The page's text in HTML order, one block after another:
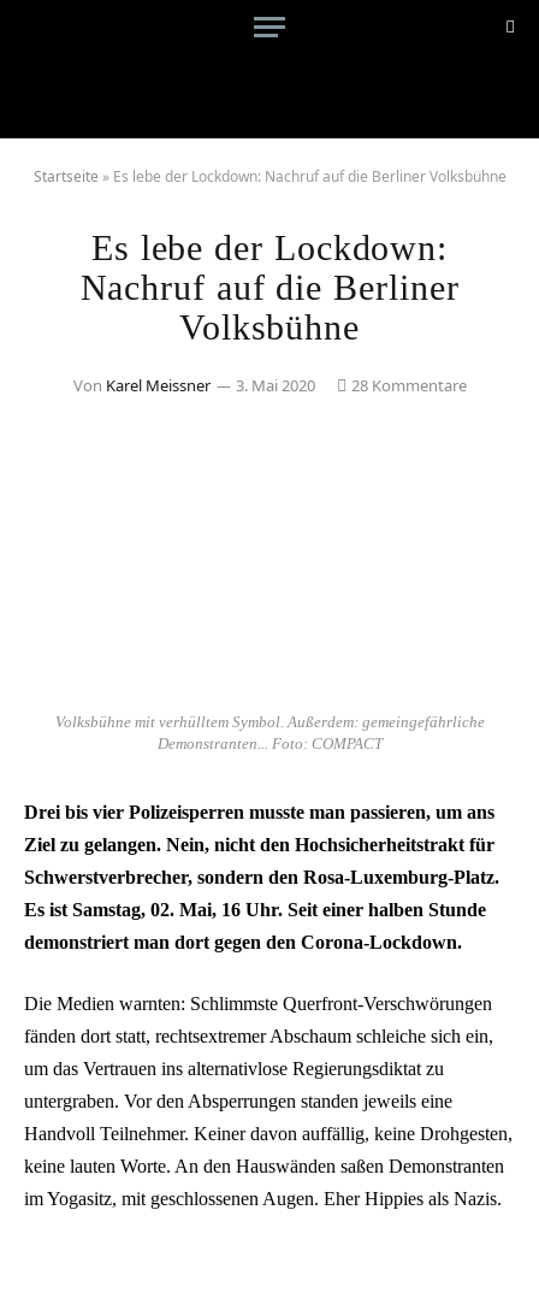
Startseite » Es lebe der Lockdown: Nachruf auf die Berliner Volksbühne
Es lebe der Lockdown:
Nachruf auf die Berliner
Volksbühne
Von Karel Meissner 3. Mai 2020 28 Kommentare
Volksbühne mit verhülltem Symbol. Außerdem: gemeingefährliche
Demonstranten... Foto: COMPACT
Drei bis vier Polizeisperren musste man passieren, um ans
Ziel zu gelangen. Nein, nicht den Hochsicherheitstrakt für
Schwerstverbrecher, sondern den Rosa-Luxemburg-Platz.
Es ist Samstag, 02. Mai, 16 Uhr. Seit einer halben Stunde
demonstriert man dort gegen den Corona-Lockdown.
Die Medien warnten: Schlimmste Querfront-Verschwörungen
fänden dort statt, rechtsextremer Abschaum schleiche sich ein,
um das Vertrauen ins alternativlose Regierungsdiktat zu
untergraben. Vor den Absperrungen standen jeweils eine
Handvoll Teilnehmer. Keiner davon auffällig, keine Drohgesten,
keine lauten Worte. An den Hauswänden saßen Demonstranten
im Yogasitz, mit geschlossenen Augen. Eher Hippies als Nazis.